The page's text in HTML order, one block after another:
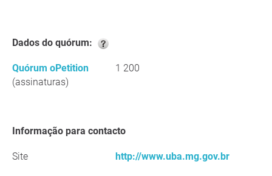
Dados do quórum:
Quórum oPetition
(assinaturas)
1 200
Informação para contacto
Site http://www.uba.mg.gov.br